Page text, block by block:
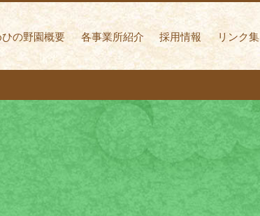
分らしく歩いていくこと
ひの野園概要 各事業所紹介 採用情報
リンク集